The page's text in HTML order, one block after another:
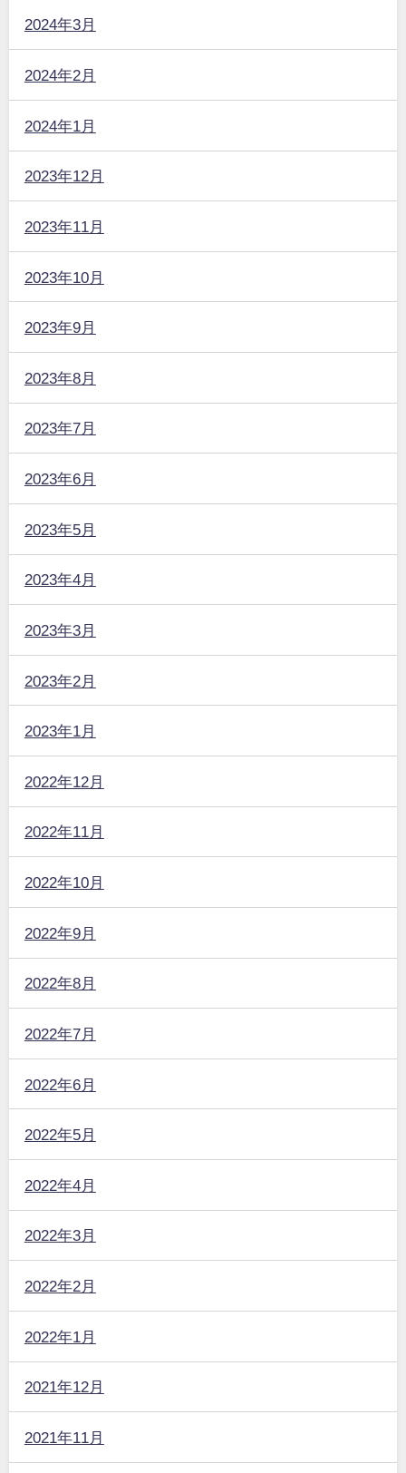
2024年3月
2024年2月
2024年1月
2023年12月
2023年11月
2023年10月
2023年9月
2023年8月
2023年7月
2023年6月
2023年5月
2023年4月
2023年3月
2023年2月
2023年1月
2022年12月
2022年11月
2022年10月
2022年9月
2022年8月
2022年7月
2022年6月
2022年5月
2022年4月
2022年3月
2022年2月
2022年1月
2021年12月
2021年11月